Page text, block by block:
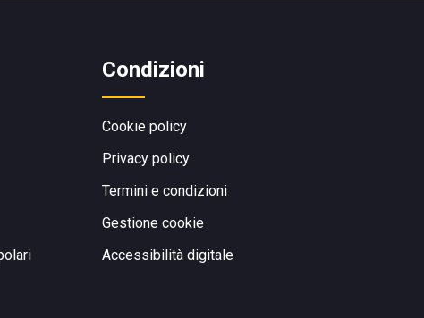
Condizioni
Cookie policy
Privacy policy
Termini e condizioni
Gestione cookie
Accessibilità digitale